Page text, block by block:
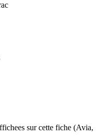
sur cette fiche (Avia,